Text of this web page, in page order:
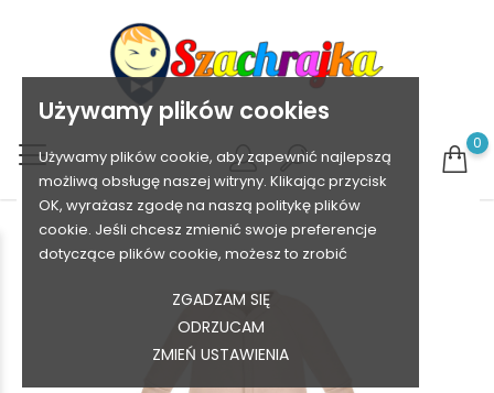
Używamy plików cookies
Używamy plików cookie, aby zapewnić najlepszą
możliwą obsługę naszej witryny. Klikając przycisk
OK, wyrażasz zgodę na naszą politykę plików
cookie. Jeśli chcesz zmienić swoje preferencje
dotyczące plików cookie, możesz to zrobić
ZGADZAM SIĘ
ODRZUCAM
ZMIEŃ USTAWIENIA
0